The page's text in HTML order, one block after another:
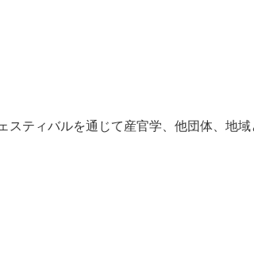
スティバルを通じて産官学、他団体、地